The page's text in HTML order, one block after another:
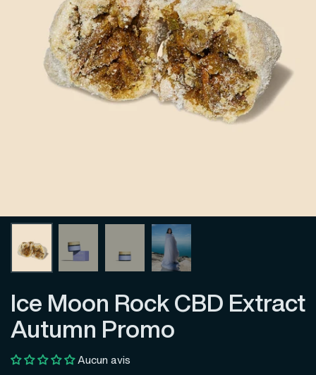
Ice Moon Rock CBD Extract
Autumn Promo
Aucun avis